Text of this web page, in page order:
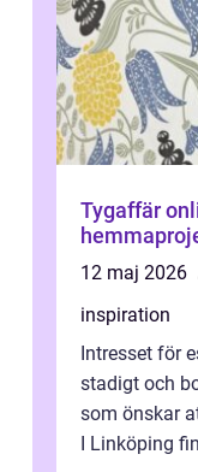
Tygaffär
12 maj 2026
inspiration
Intresset för
stadigt och
som önskar
I Linköping